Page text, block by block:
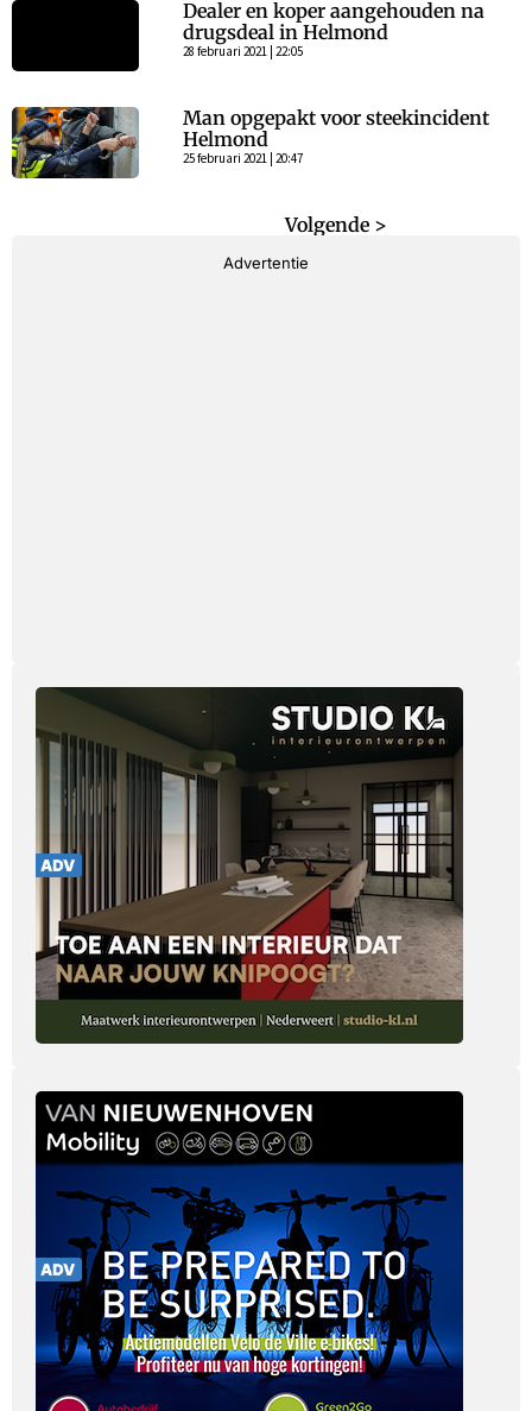
Dealer en koper aangehouden na
drugsdeal in Helmond
28 februari 2021 | 22:05
Man opgepakt voor steekincident
Helmond
25 februari 2021 | 20:47
Volgende >
Advertentie